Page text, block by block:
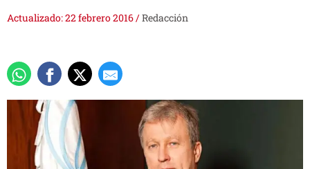
Actualizado: 22 febrero 2016/Redacción